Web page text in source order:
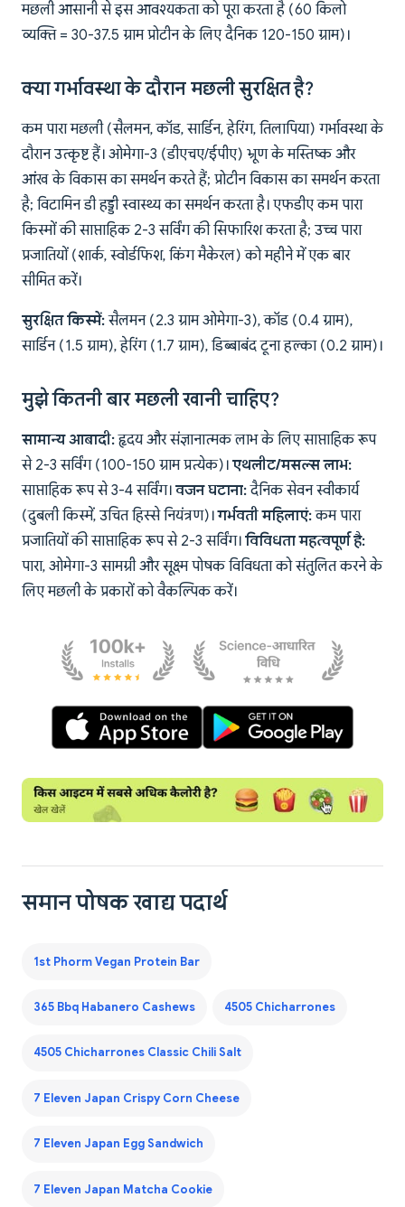
मछली आसानी से इस आवश्यकता को पूरा करता है (60 किलो
व्यक्ति = 30-37.5 ग्राम प्रोटीन के लिए दैनिक 120-150 ग्राम)।
क्या गर्भावस्था के दौरान मछली सुरक्षित है?
कम पारा मछली (सैलमन, कॉड, सार्डिन, हेरिंग, तिलापिया) गर्भावस्था के
दौरान उत्कृष्ट हैं। ओमेगा-3 (डीएचए/ईपीए) भ्रूण के मस्तिष्क और
आंख के विकास का समर्थन करते हैं; प्रोटीन विकास का समर्थन करता
है; विटामिन डी हड्डी स्वास्थ्य का समर्थन करता है। एफडीए कम पारा
किस्मों की साप्ताहिक 2-3 सर्विंग की सिफारिश करता है; उच्च पारा
प्रजातियों (शार्क, स्वोर्डफिश, किंग मैकेरल) को महीने में एक बार
सीमित करें।
सुरक्षित किस्में:सैलमन (2.3 ग्राम ओमेगा-3), कॉड (0.4 ग्राम),
सार्डिन (1.5 ग्राम), हेरिंग (1.7 ग्राम), डिब्बाबंद टूना हल्का (0.2 ग्राम)।
मुझे कितनी बार मछली खानी चाहिए?
सामान्य आबादी:हृदय और संज्ञानात्मक लाभ के लिए साप्ताहिक रूप
से 2-3 सर्विंग (100-150 ग्राम प्रत्येक)। एथलीट/मसल्स लाभ:
साप्ताहिक रूप से 3-4 सर्विंग। वजन घटाना:दैनिक सेवन स्वीकार्य
(दुबली किस्में, उचित हिस्से नियंत्रण)।गर्भवती महिलाएं:कम पारा
प्रजातियों की साप्ताहिक रूप से 2-3 सर्विंग। विविधता महत्वपूर्ण है:
पारा, ओमेगा-3 सामग्री और सूक्ष्म पोषक विविधता को संतुलित करने के
लिए मछली के प्रकारों को वैकल्पिक करें।
समान पोषक खाद्य पदार्थ
1st Phorm Vegan Protein Bar
365 Bbq Habanero Cashews 4505 Chicharrones
4505 Chicharrones Classic Chili Salt
7 Eleven Japan Crispy Corn Cheese
7 Eleven Japan Egg Sandwich
7 Eleven Japan Matcha Cookie